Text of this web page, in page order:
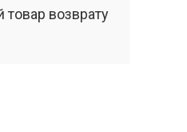
возврату